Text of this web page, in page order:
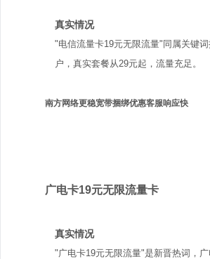
真实情况
"电信流量卡19元无限流量"同属关键词
户，真实套餐从29元起，流量充足。
南方网络更稳宽带捆绑优惠客服响应快
广电卡19元无限流量卡
真实情况
"广电卡19元无限流量"是新晋热词，广